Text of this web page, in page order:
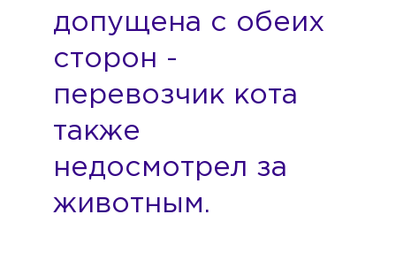
допущена с обеих
сторон -
перевозчик кота
также
недосмотрел за
животным.